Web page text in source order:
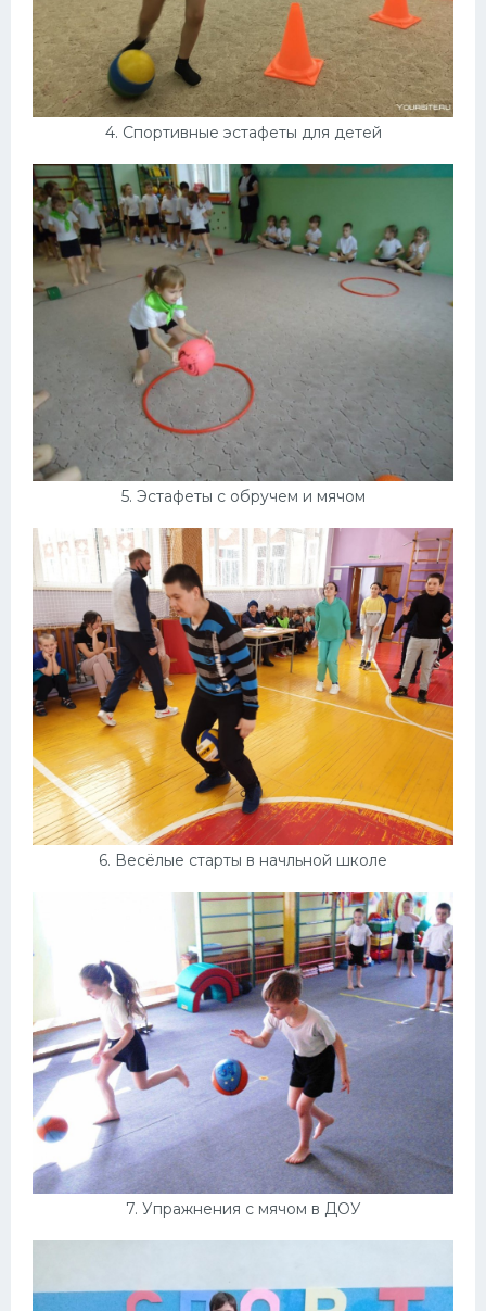
4. Спортивные эстафеты для детей
5. Эстафеты с обручем и мячом
6. Весёлые старты в начльной школе
7. Упражнения с мячом в ДОУ